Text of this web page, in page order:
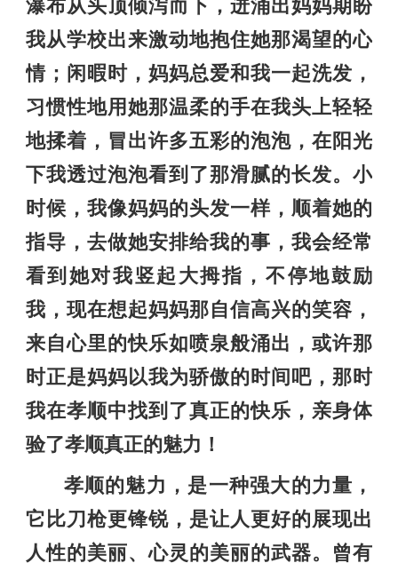
瀑布从头顶倾泻而下，迸涌出妈妈期盼
我从学校出来激动地抱住她那渴望的心
情；闲暇时，妈妈总爱和我一起洗发，
习惯性地用她那温柔的手在我头上轻轻
地揉着，冒出许多五彩的泡泡，在阳光
下我透过泡泡看到了那滑腻的长发。小
时候，我像妈妈的头发一样，顺着她的
指导，去做她安排给我的事，我会经常
看到她对我竖起大拇指，不停地鼓励
我，现在想起妈妈那自信高兴的笑容，
来自心里的快乐如喷泉般涌出，或许那
时正是妈妈以我为骄傲的时间吧，那时
我在孝顺中找到了真正的快乐，亲身体
验了孝顺真正的魅力！
孝顺的魅力，是一种强大的力量，
它比刀枪更锋锐，是让人更好的展现出
人性的美丽、心灵的美丽的武器。曾有